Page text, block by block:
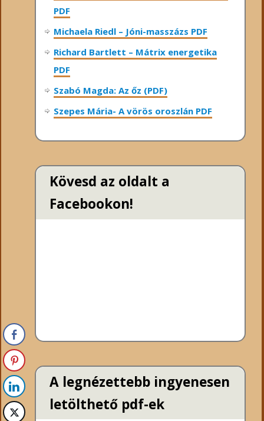
PDF
Michaela Riedl – Jóni-masszázs PDF
Richard Bartlett – Mátrix energetika
PDF
Szabó Magda: Az őz (PDF)
Szepes Mária- A vörös oroszlán PDF
Kövesd az oldalt a
Facebookon!
A legnézettebb ingyenesen
letölthető pdf-ek